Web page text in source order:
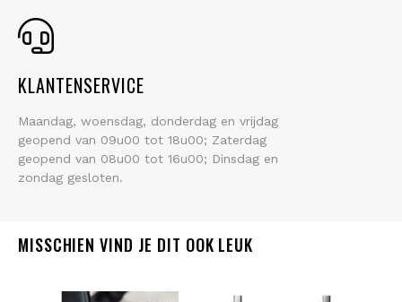
KLANTENSERVICE
Maandag, woensdag, donderdag en vrijdag
geopend van 09u00 tot 18u00; Zaterdag
geopend van 08u00 tot 16u00; Dinsdag en
zondag gesloten.
MISSCHIEN VIND JE DIT OOK LEUK